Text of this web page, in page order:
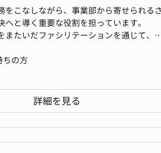
す。
りが発生するケースもあり、
っています。
データを分析できる仕組みを構築。
データ活用を目指しています。
業務経験を積むことができます。
向や用いる収益認識基準などが異なる
こなしながら、事業部から寄せられる
と導く重要な役割を担っています。
たいだファシリテーションを通じて、
組みの整備も欠かせません。日々の事業
ッションです。
ちの方
感いただける方
詳細を見る